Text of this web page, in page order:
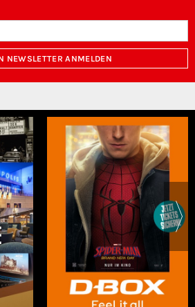
NEWSLETTER ANMELDEN